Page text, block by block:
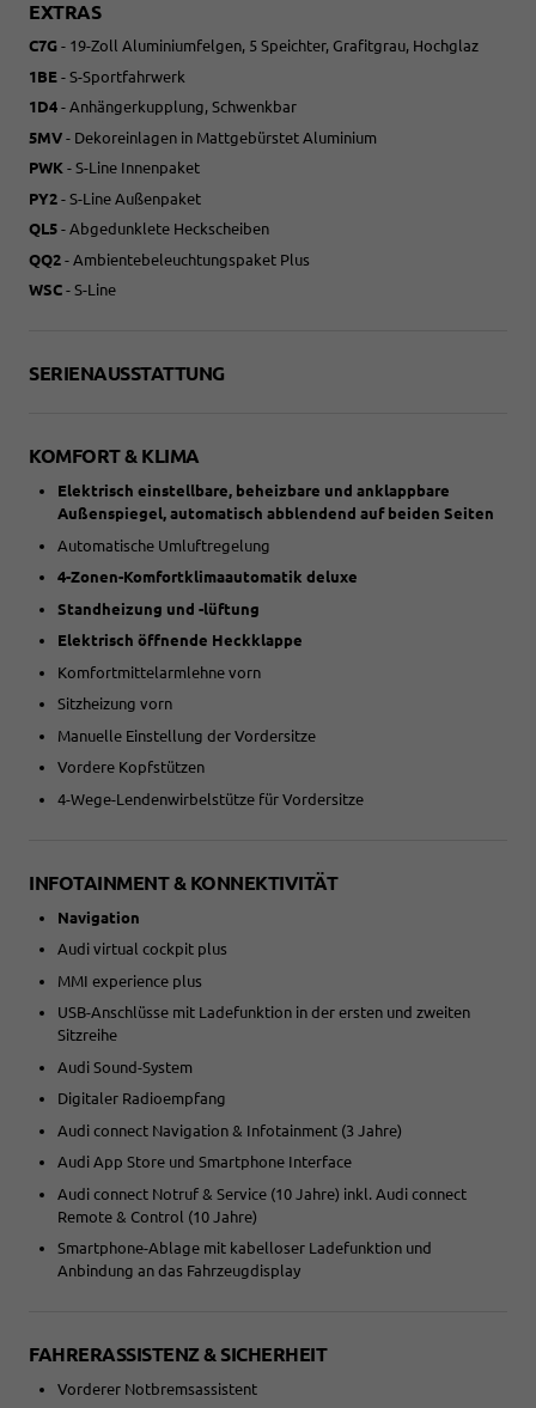
EXTRAS
C7G - 19-Zoll Aluminiumfelgen, 5 Speichter, Grafitgrau, Hochglaz
1BE - S-Sportfahrwerk
1D4 - Anhängerkupplung, Schwenkbar
5MV - Dekoreinlagen in Mattgebürstet Aluminium
PWK - S-Line Innenpaket
PY2 - S-Line Außenpaket
QL5 - Abgedunklete Heckscheiben
QQ2 - Ambientebeleuchtungspaket Plus
WSC - S-Line
SERIENAUSSTATTUNG
KOMFORT & KLIMA
Elektrisch einstellbare, beheizbare und anklappbare
Außenspiegel, automatisch abblendend auf beiden Seiten
Automatische Umluftregelung
4-Zonen-Komfortklimaautomatik deluxe
Standheizung und -lüftung
Elektrisch öffnende Heckklappe
Komfortmittelarmlehne vorn
Sitzheizung vorn
Manuelle Einstellung der Vordersitze
Vordere Kopfstützen
4-Wege-Lendenwirbelstütze für Vordersitze
INFOTAINMENT & KONNEKTIVITÄT
Navigation
Audi virtual cockpit plus
MMI experience plus
USB-Anschlüsse mit Ladefunktion in der ersten und zweiten
Sitzreihe
Audi Sound-System
Digitaler Radioempfang
Audi connect Navigation & Infotainment (3 Jahre)
Audi App Store und Smartphone Interface
Audi connect Notruf & Service (10 Jahre) inkl. Audi connect
Remote & Control (10 Jahre)
Smartphone-Ablage mit kabelloser Ladefunktion und
Anbindung an das Fahrzeugdisplay
FAHRERASSISTENZ & SICHERHEIT
Vorderer Notbremsassistent